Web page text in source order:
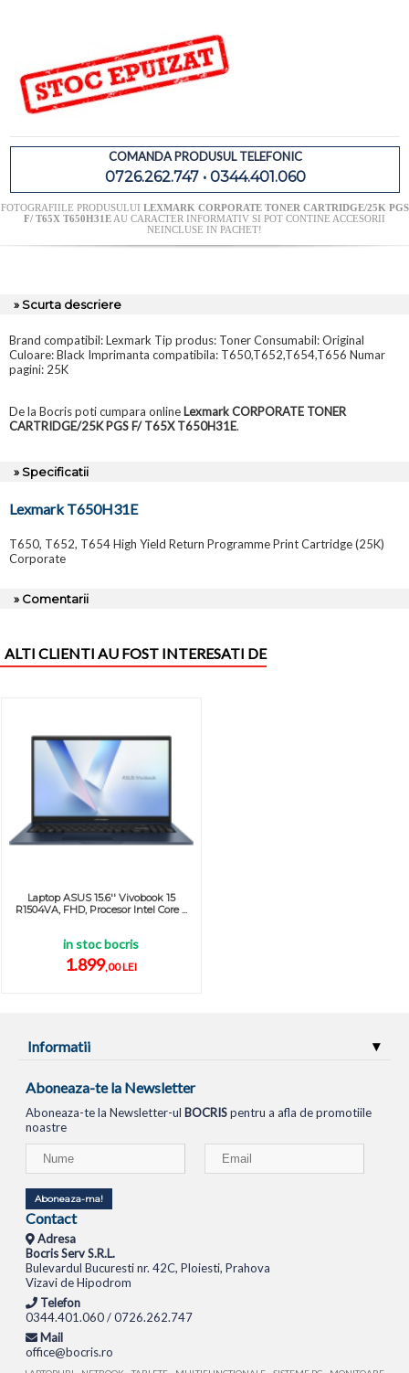
COMANDA PRODUSUL TELEFONIC
0726.262.747 • 0344.401.060
FOTOGRAFIILE PRODUSULUI LEXMARK CORPORATE TONER CARTRIDGE/25K PGS
F/ T65X T650H31EAU CARACTER INFORMATIV SI POT CONTINE ACCESORII
NEINCLUSE IN PACHET!
» Scurta descriere
Brand compatibil: Lexmark Tip produs: Toner Consumabil: Original
Culoare: Black Imprimanta compatibila: T650,T652,T654,T656 Numar
pagini: 25K
De la Bocris poti cumpara online Lexmark CORPORATE TONER
CARTRIDGE/25K PGS F/ T65X T650H31E.
» Specificatii
Lexmark T650H31E
T650, T652, T654 High Yield Return Programme Print Cartridge (25K)
Corporate
» Comentarii
ALTI CLIENTI AU FOST INTERESATI DE
Laptop ASUS 15.6'' Vivobook 15
R1504VA, FHD, Procesor Intel Core ...
in stoc bocris
1.899,00 LEI
Informatii
Aboneaza-te la Newsletter
Aboneaza-te la Newsletter-ul BOCRISpentru a afla de promotiile
noastre
Aboneaza-ma!
Contact
Adresa
Bocris Serv S.R.L.
Bulevardul Bucuresti nr. 42C, Ploiesti, Prahova
Vizavi de Hipodrom
Telefon
0344.401.060 / 0726.262.747
Mail
office@bocris.ro